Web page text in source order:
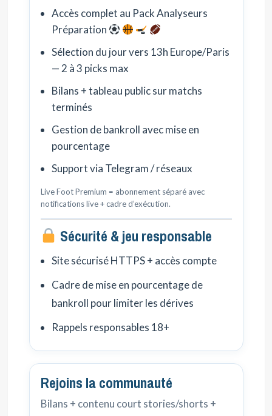
Accès complet au Pack Analyseurs
Préparation
Sélection du jour vers 13h Europe/Paris
— 2 à 3 picks max
Bilans + tableau public sur matchs
terminés
Gestion de bankroll avec mise en
pourcentage
Support via Telegram / réseaux
Live Foot Premium = abonnement séparé avec
notifications live + cadre d’exécution.
Sécurité & jeu responsable
Site sécurisé HTTPS + accès compte
Cadre de mise en pourcentage de
bankroll pour limiter les dérives
Rappels responsables 18+
Rejoins la communauté
Bilans + contenu court stories/shorts +